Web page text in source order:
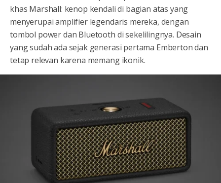
khas Marshall: kenop kendali di bagian atas yang
menyerupai amplifier legendaris mereka, dengan
tombol power dan Bluetooth di sekelilingnya. Desain
yang sudah ada sejak generasi pertama Emberton dan
tetap relevan karena memang ikonik.